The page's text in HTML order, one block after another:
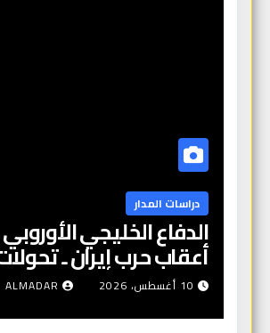
دراسات المدار
الدفاع الخليجي
أعقاب حرب إيران ـ
استراتيجية وردع جديد
10 أغسطس، 2026 ALMADAR